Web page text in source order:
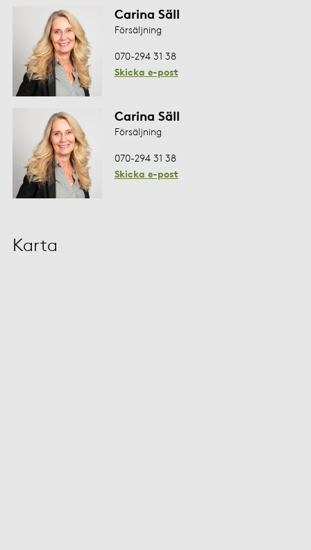
Carina Säll
Försäljning
070-294 31 38
Skicka e-post
Carina Säll
Försäljning
070-294 31 38
Skicka e-post
Karta